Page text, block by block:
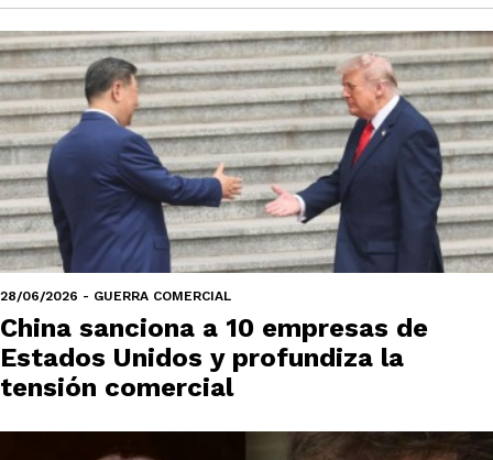
28/06/2026 - GUERRA COMERCIAL
China sanciona a 10 empresas de
Estados Unidos y profundiza la
tensión comercial